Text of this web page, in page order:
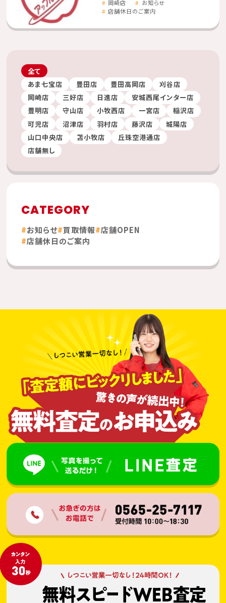
岡崎店
お知らせ
店舗休日のご案内
全て
あま七宝店
豊田店 豊田高岡店
刈谷店
岡崎店
三好店 日進店
安城西尾インター店
豊明店
守山店 小牧西店 一宮店
稲沢店
可児店
沼津店 羽村店 藤沢店
城陽店
山口中央店
苫小牧店
丘珠空港通店
店舗無し
CATEGORY
お知らせ 買取情報 店舗OPEN
店舗休日のご案内